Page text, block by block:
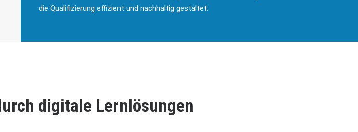
die Qualifizierung effizient und nachhaltig gestaltet.
digitale Lernlösungen